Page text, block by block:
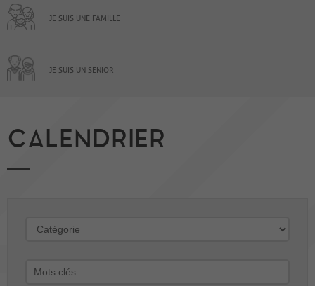
JE SUIS UNE FAMILLE
JE SUIS UN SENIOR
CALENDRIER